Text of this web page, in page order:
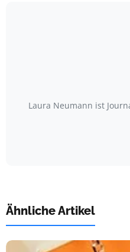
Laura Neumann ist
Ähnliche Artikel